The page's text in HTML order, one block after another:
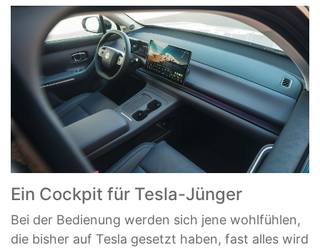
Ein Cockpit für Tesla-Jünger
Bei der Bedienung werden sich jene wohlfühlen,
die bisher auf Tesla gesetzt haben, fast alles wird